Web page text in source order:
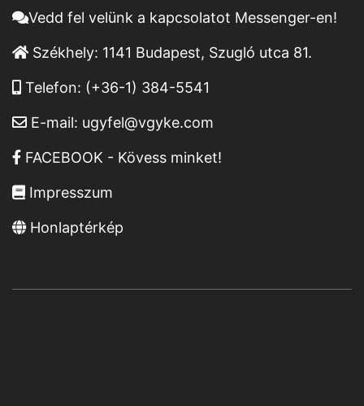
Vedd fel velünk a kapcsolatot Messenger-en!
Székhely: 1141 Budapest, Szugló utca 81.
Telefon: (+36-1) 384-5541
E-mail: ugyfel@vgyke.com
FACEBOOK - Kövess minket!
Impresszum
Honlaptérkép